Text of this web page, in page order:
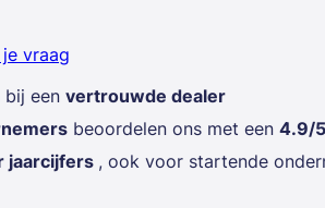
vraag
bij een vertrouwde dealer
beoordelen ons met een 4.9/5
jaarcijfers , ook voor startende